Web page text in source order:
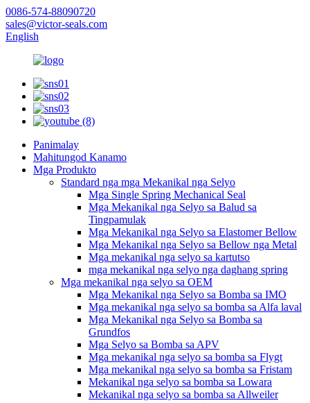
0086-574-88090720
sales@victor-seals.com
English
Panimalay
Mahitungod Kanamo
Mga Produkto
Standard nga mga Mekanikal nga Selyo
Mga Single Spring Mechanical Seal
Mga Mekanikal nga Selyo sa Balud sa
Tingpamulak
Mga Mekanikal nga Selyo sa Elastomer Bellow
Mga Mekanikal nga Selyo sa Bellow nga Metal
Mga mekanikal nga selyo sa kartutso
mga mekanikal nga selyo nga daghang spring
Mga mekanikal nga selyo sa OEM
Mga Mekanikal nga Selyo sa Bomba sa IMO
Mga mekanikal nga selyo sa bomba sa Alfa laval
Mga Mekanikal nga Selyo sa Bomba sa
Grundfos
Mga Selyo sa Bomba sa APV
Mga mekanikal nga selyo sa bomba sa Flygt
Mga mekanikal nga selyo sa bomba sa Fristam
Mekanikal nga selyo sa bomba sa Lowara
Mekanikal nga selyo sa bomba sa Allweiler